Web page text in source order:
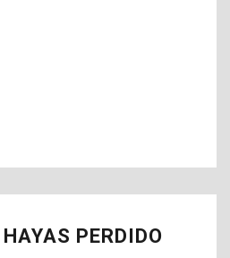
PERDIDO